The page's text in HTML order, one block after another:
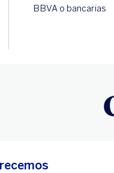
BBVA o bancarias